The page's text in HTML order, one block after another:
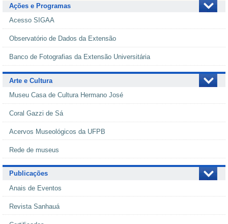
Ações e Programas
Acesso SIGAA
Observatório de Dados da Extensão
Banco de Fotografias da Extensão Universitária
Arte e Cultura
Museu Casa de Cultura Hermano José
Coral Gazzi de Sá
Acervos Museológicos da UFPB
Rede de museus
Publicações
Anais de Eventos
Revista Sanhauá